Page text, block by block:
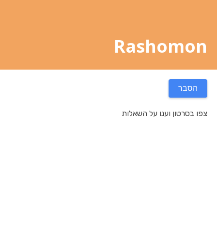
Rashomon
הסבר
צפו בסרטון וענו על השאלות